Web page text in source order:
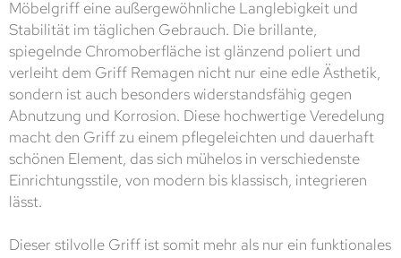
Möbelgriff eine außergewöhnliche Langlebigkeit und
Stabilität im täglichen Gebrauch. Die brillante,
spiegelnde Chromoberfläche ist glänzend poliert und
verleiht dem Griff Remagen nicht nur eine edle Ästhetik,
sondern ist auch besonders widerstandsfähig gegen
Abnutzung und Korrosion. Diese hochwertige Veredelung
macht den Griff zu einem pflegeleichten und dauerhaft
schönen Element, das sich mühelos in verschiedenste
Einrichtungsstile, von modern bis klassisch, integrieren
lässt.
Dieser stilvolle Griff ist somit mehr als nur ein funktionales